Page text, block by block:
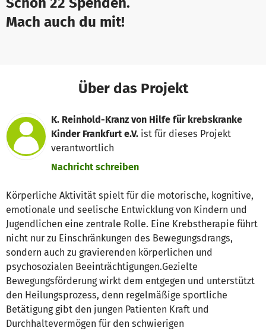
Mach auch du mit!
Über das Projekt
K. Reinhold-Kranz von Hilfe für krebskranke
Kinder Frankfurt e.V. ist für dieses Projekt
verantwortlich
Nachricht schreiben
Körperliche Aktivität spielt für die motorische, kognitive,
emotionale und seelische Entwicklung von Kindern und
Jugendlichen eine zentrale Rolle. Eine Krebstherapie führt
nicht nur zu Einschränkungen des Bewegungsdrangs,
sondern auch zu gravierenden körperlichen und
psychosozialen Beeinträchtigungen.Gezielte
Bewegungsförderung wirkt dem entgegen und unterstützt
den Heilungsprozess, denn regelmäßige sportliche
Betätigung gibt den jungen Patienten Kraft und
Durchhaltevermögen für den schwierigen